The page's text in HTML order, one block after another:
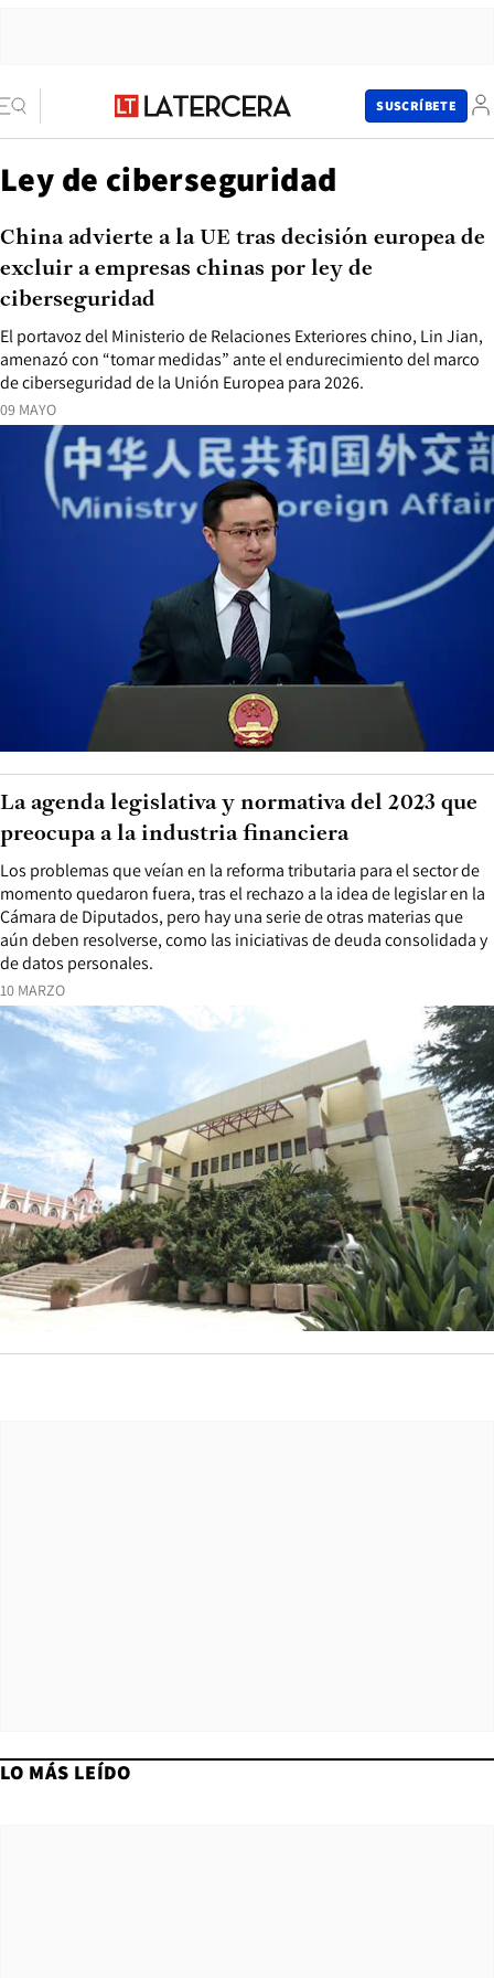
SUSCRÍBETE
Ley de ciberseguridad
09 MAYO
El portavoz del Ministerio de Relaciones Exteriores chino, Lin Jian,
amenazó con “tomar medidas” ante el endurecimiento del marco
de ciberseguridad de la Unión Europea para 2026.
China advierte a la UE tras decisión europea de
excluir a empresas chinas por ley de
ciberseguridad
10 MARZO
Los problemas que veían en la reforma tributaria para el sector de
momento quedaron fuera, tras el rechazo a la idea de legislar en la
Cámara de Diputados, pero hay una serie de otras materias que
aún deben resolverse, como las iniciativas de deuda consolidada y
de datos personales.
La agenda legislativa y normativa del 2023 que
preocupa a la industria financiera
LO MÁS LEÍDO